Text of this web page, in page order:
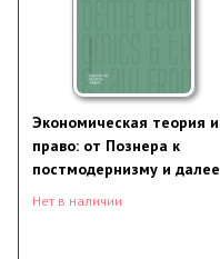
Экономическая теория и
право: от Познера к
постмодернизму и далее
Нет в наличии